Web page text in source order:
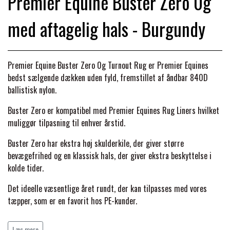
TERAPI PRODUKTER
STRØMPER
HUER & HALSTØRKLÆDER
GAVEARTIKLER VOKSNE
BØRN & JUNIOR
INSEKTBESKYTTELSE
HESTEBOLCHER & TREATS
TILSKUD & VITAMINER
STALD & FOLD
SKO & SMEDEVÆRKTØJ
TRAVDÆKKEN & TILBEHØR
SKO & VÆRKTØJ
VOGNE & TILBEHØR
TRAV KUSK
PONYTRAV
MONTÉ
PREMIER EQUINE LINERS & DÆKKEN
TILBEHØR
PREMIER EQUINE WALKER & RIDEDÆKKEN
PREMIER EQUINE INSEKTBESKYTTELSE
PREMIER EQUINE MAGNET & INFRARØD
TERAPI
PREMIER EQUINE GRIMER & TRÆKTOV
PREMIER EQUINE TRENSE & TILBEHØR
CARR & DAY & MARTIN
CUSTOM
DELTACAST
EMIN
med aftagelig hals - Burgundy
Premier Equine Buster Zero 0g Turnout Rug er Premier Equines
bedst sælgende dækken uden fyld, fremstillet af åndbar 840D
ballistisk nylon.
Buster Zero er kompatibel med Premier Equines Rug Liners hvilket
muliggør tilpasning til enhver årstid.
Buster Zero har ekstra høj skulderkile, der giver større
bevægefrihed og en klassisk hals, der giver ekstra beskyttelse i
kolde tider.
Det ideelle væsentlige året rundt, der kan tilpasses med vores
tæpper, som er en favorit hos PE-kunder.